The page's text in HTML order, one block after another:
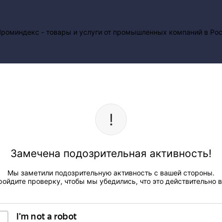
Замечена подозрительная активность!
Мы заметили подозрительную активность с вашей стороны.
проверку, чтобы мы убедились, что это действительно